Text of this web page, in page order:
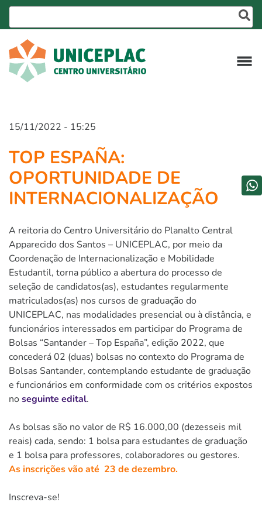
15/11/2022 - 15:25
TOP ESPAÑA:
OPORTUNIDADE DE
INTERNACIONALIZAÇÃO
A reitoria do Centro Universitário do Planalto Central
Apparecido dos Santos – UNICEPLAC, por meio da
Coordenação de Internacionalização e Mobilidade
Estudantil, torna público a abertura do processo de
seleção de candidatos(as), estudantes regularmente
matriculados(as) nos cursos de graduação do
UNICEPLAC, nas modalidades presencial ou à distância, e
funcionários interessados em participar do Programa de
Bolsas “Santander – Top España”, edição 2022, que
concederá 02 (duas) bolsas no contexto do Programa de
Bolsas Santander, contemplando estudante de graduação
e funcionários em conformidade com os critérios expostos
noseguinte edital.
As bolsas são no valor de R$ 16.000,00 (dezesseis mil
reais) cada, sendo: 1 bolsa para estudantes de graduação
e 1 bolsa para professores, colaboradores ou gestores.
As inscrições vão até 23 de dezembro.
Inscreva-se!